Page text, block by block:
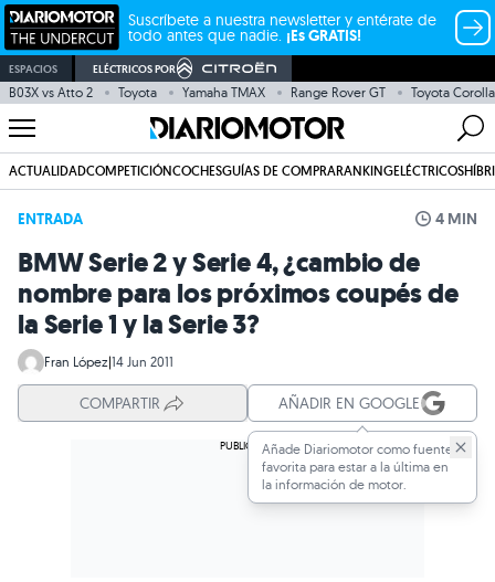
Suscríbete a nuestra newsletter y entérate de
todo antes que nadie. ¡Es GRATIS!
ESPACIOS ELÉCTRICOS POR
B03X vs Atto 2 Toyota Yamaha TMAX Range Rover GT Toyota Corolla
ACTUALIDADCOMPETICIÓNCOCHESGUÍAS DE COMPRARANKINGELÉCTRICOS
ENTRADA 4 MIN
BMW Serie 2 y Serie 4, ¿cambio de
nombre para los próximos coupés de
la Serie 1 y la Serie 3?
Fran López|14 Jun 2011
COMPARTIR AÑADIR EN GOOGLE
Añade Diariomotor como fuente
favorita para estar a la última en
la información de motor.